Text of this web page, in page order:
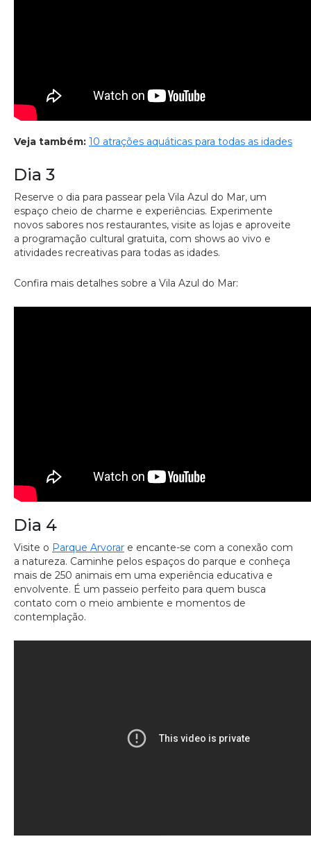
Veja também: 10 atrações aquáticas para todas as idades
Dia 3
Reserve o dia para passear pela Vila Azul do Mar, um
espaço cheio de charme e experiências. Experimente
novos sabores nos restaurantes, visite as lojas e aproveite
a programação cultural gratuita, com shows ao vivo e
atividades recreativas para todas as idades.
Confira mais detalhes sobre a Vila Azul do Mar:
Dia 4
Visite o Parque Arvorar e encante-se com a conexão com
a natureza. Caminhe pelos espaços do parque e conheça
mais de 250 animais em uma experiência educativa e
envolvente. É um passeio perfeito para quem busca
contato com o meio ambiente e momentos de
contemplação.